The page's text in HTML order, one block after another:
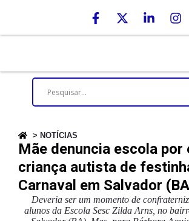
> NOTÍCIAS
Mãe denuncia escola por
criança autista de
Carnaval em Salvador
Deveria ser um momento de
alunos da Escola Sesc Zilda Arns, no